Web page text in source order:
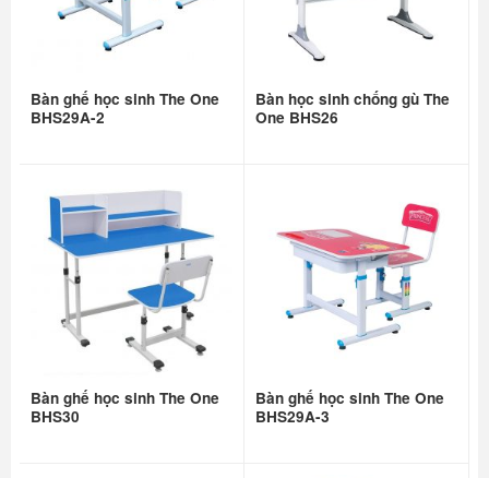
Bàn ghế học sinh The One
BHS29A-2
Bàn học sinh chống gù The
One BHS26
Bàn ghế học sinh The One
BHS30
Bàn ghế học sinh The One
BHS29A-3